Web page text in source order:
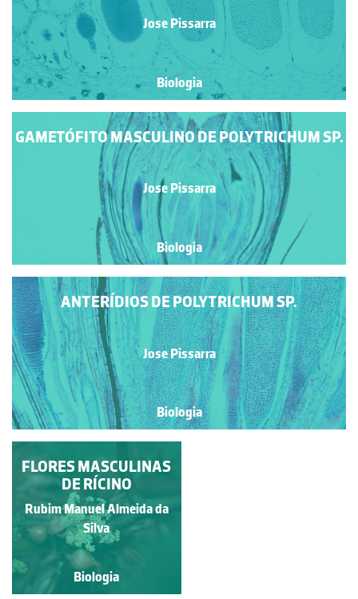
Jose Pissarra
Biologia
GAMETÓFITO MASCULINO DE POLYTRICHUM SP.
Jose Pissarra
Biologia
ANTERÍDIOS DE POLYTRICHUM SP.
Jose Pissarra
Biologia
GAMETÓFITO
FEMININO DE MNIUM
SP.
Jose Pissarra
Biologia
FLORES MASCULINAS
DE RÍCINO
Rubim Manuel Almeida da
Silva
Biologia